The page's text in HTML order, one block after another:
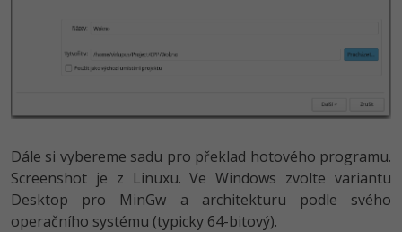
Sítě
Kybernetická bezpečnost
Elektronický podpis
Fórum
Dále si vybereme sadu pro překlad hotového programu.
Screenshot je z Linuxu. Ve Windows zvolte variantu
Desktop pro MinGw a architekturu podle svého
operačního systému (typicky 64-bitový).